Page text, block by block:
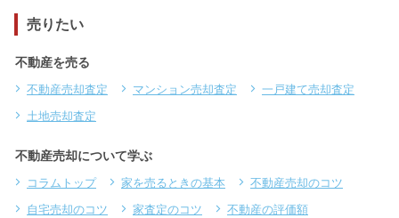
売りたい
不動産を売る
不動産売却査定 マンション売却査定
一戸建て売却査定
土地売却査定
不動産売却について学ぶ
コラムトップ 家を売るときの基本
不動産売却のコツ
自宅売却のコツ
家査定のコツ
不動産の評価額